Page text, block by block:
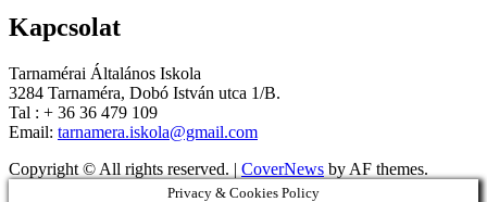
Kapcsolat
Tarnamérai Általános Iskola
3284 Tarnaméra, Dobó István utca 1/B.
Tal : + 36 36 479 109
Email: tarnamera.iskola@gmail.com
Copyright © All rights reserved. | CoverNews by AF themes.
Privacy & Cookies Policy